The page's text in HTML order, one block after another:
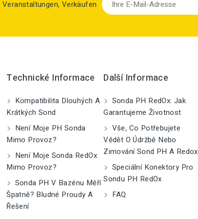
Verkäufen
Technické Informace
Kompatibilita Dlouhých A
Krátkých Sond
Není Moje PH Sonda
Mimo Provoz?
Není Moje Sonda RedOx
Mimo Provoz?
Sonda PH V Bazénu Měří
Špatně? Bludné Proudy A
Řešení
Další Informace
Sonda PH RedOx: Jak
Garantujeme Životnost
Vše, Co Potřebujete
Vědět O Údržbě Nebo
Zimování Sond PH A Redox
Speciální Konektory Pro
Sondu PH RedOx
FAQ